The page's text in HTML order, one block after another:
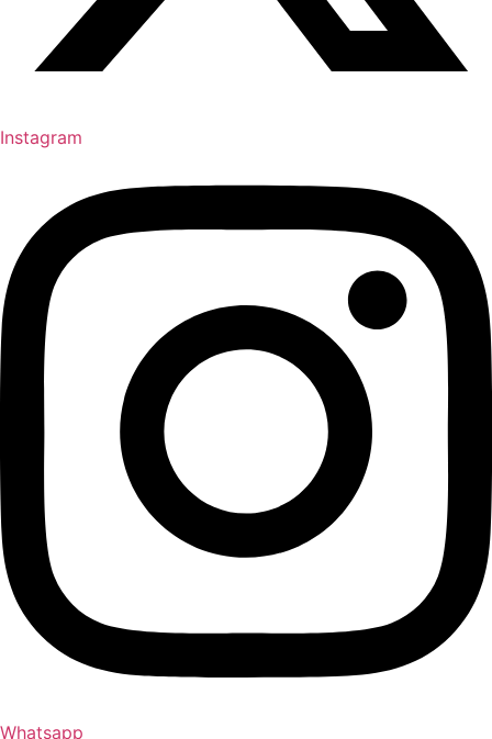
Instagram
Whatsapp